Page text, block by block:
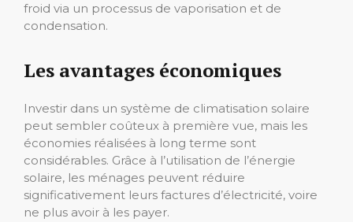
froid via un processus de vaporisation et de
condensation.
Les avantages économiques
Investir dans un système de climatisation solaire
peut sembler coûteux à première vue, mais les
économies réalisées à long terme sont
considérables. Grâce à l’utilisation de l’énergie
solaire, les ménages peuvent réduire
significativement leurs factures d’électricité, voire
ne plus avoir à les payer.